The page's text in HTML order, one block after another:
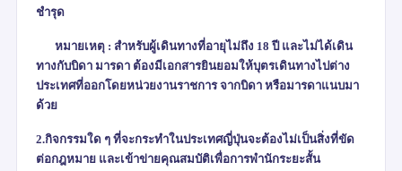
ชำรุด
หมายเหตุ : สำหรับผู้เดินทางที่อายุไม่ถึง 18 ปี และไม่ได้เดิน
ทางกับบิดา มารดา ต้องมีเอกสารยินยอมให้บุตรเดินทางไปต่าง
ประเทศที่ออกโดยหน่วยงานราชการ จากบิดา หรือมารดาแนบมา
ด้วย
2.กิจกรรมใด ๆ ที่จะกระทำในประเทศญี่ปุ่นจะต้องไม่เป็นสิ่งที่ขัด
ต่อกฎหมาย และเข้าข่ายคุณสมบัติเพื่อการพำนักระยะสั้น